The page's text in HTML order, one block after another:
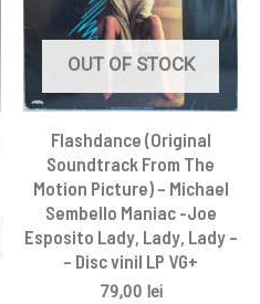
OUT OF STOCK
Flashdance (Original
Soundtrack From The
Motion Picture) – Michael
Sembello Maniac -Joe
Esposito Lady, Lady, Lady –
– Disc vinil LP VG+
79,00 lei